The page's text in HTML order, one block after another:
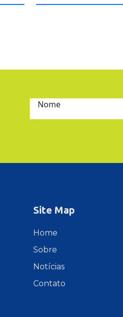
Nome
Site Map
Home
Sobre
Notícias
Contato